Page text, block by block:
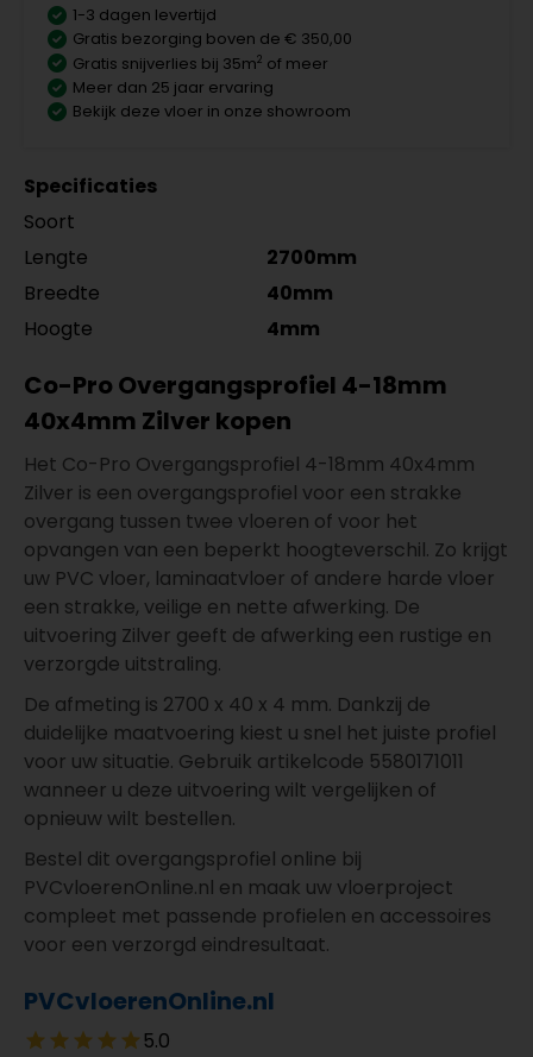
1-3 dagen levertijd
Gratis bezorging boven de € 350,00
Gratis snijverlies bij 35m2 of meer
Meer dan 25 jaar ervaring
Bekijk deze vloer in onze showroom
Specificaties
Soort
Lengte
2700mm
Breedte
40mm
Hoogte
4mm
Co-Pro Overgangsprofiel 4-18mm
40x4mm Zilver kopen
Het Co-Pro Overgangsprofiel 4-18mm 40x4mm
Zilver is een overgangsprofiel voor een strakke
overgang tussen twee vloeren of voor het
opvangen van een beperkt hoogteverschil. Zo krijgt
uw PVC vloer, laminaatvloer of andere harde vloer
een strakke, veilige en nette afwerking. De
uitvoering Zilver geeft de afwerking een rustige en
verzorgde uitstraling.
De afmeting is 2700 x 40 x 4 mm. Dankzij de
duidelijke maatvoering kiest u snel het juiste profiel
voor uw situatie. Gebruik artikelcode 5580171011
wanneer u deze uitvoering wilt vergelijken of
opnieuw wilt bestellen.
Bestel dit overgangsprofiel online bij
PVCvloerenOnline.nl en maak uw vloerproject
compleet met passende profielen en accessoires
voor een verzorgd eindresultaat.
PVCvloerenOnline.nl
5.0